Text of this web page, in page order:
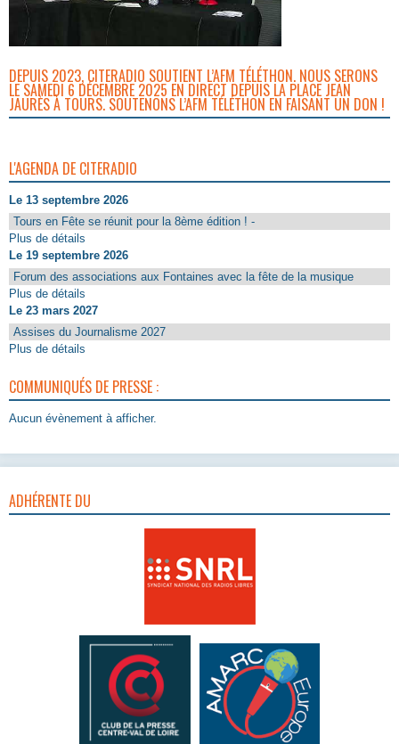
DEPUIS 2023, CITERADIO SOUTIENT L’AFM TÉLÉTHON. NOUS SERONS
LE SAMEDI 6 DÉCEMBRE 2025 EN DIRECT DEPUIS LA PLACE JEAN
JAURÈS À TOURS. SOUTENONS L’AFM TÉLÉTHON EN FAISANT UN DON !
L'AGENDA DE CITERADIO
Le 13 septembre 2026
Tours en Fête se réunit pour la 8ème édition ! -
Plus de détails
Le 19 septembre 2026
Forum des associations aux Fontaines avec la fête de la musique
Plus de détails
Le 23 mars 2027
Assises du Journalisme 2027
Plus de détails
COMMUNIQUÉS DE PRESSE :
Aucun évènement à afficher.
ADHÉRENTE DU